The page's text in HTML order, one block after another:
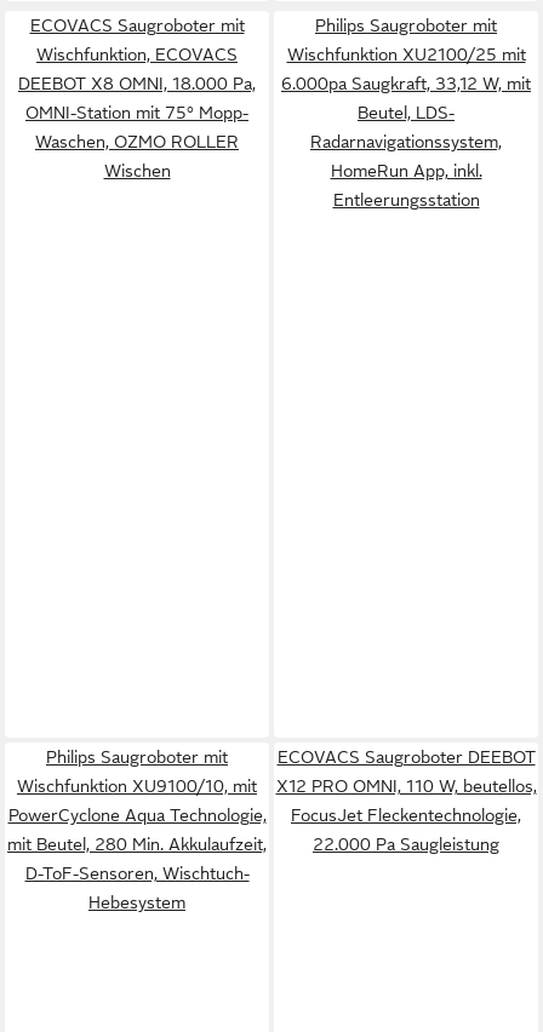
ECOVACS Saugroboter mit
Wischfunktion, ECOVACS
DEEBOT X8 OMNI, 18.000 Pa,
OMNI-Station mit 75° Mopp-
Waschen, OZMO ROLLER
Wischen
Philips Saugroboter mit
Wischfunktion XU2100/25 mit
6.000pa Saugkraft, 33,12 W, mit
Beutel, LDS-
Radarnavigationssystem,
HomeRun App, inkl.
Entleerungsstation
Philips Saugroboter mit
Wischfunktion XU9100/10, mit
PowerCyclone Aqua Technologie,
mit Beutel, 280 Min. Akkulaufzeit,
D-ToF-Sensoren, Wischtuch-
Hebesystem
ECOVACS Saugroboter DEEBOT
X12 PRO OMNI, 110 W, beutellos,
FocusJet Fleckentechnologie,
22.000 Pa Saugleistung